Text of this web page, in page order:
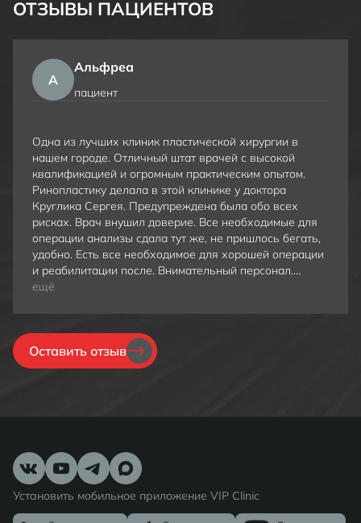
ОТЗЫВЫ ПАЦИЕНТОВ
А
Альфреа
пациент
Одна из лучших клиник пластической хирургии в
нашем городе. Отличный штат врачей с высокой
квалификацией и огромным практическим опытом.
Ринопластику делала в этой клинике у доктора
Круглика Сергея. Предупреждена была обо всех
рисках. Врач внушил доверие. Все необходимые для
операции анализы сдала тут же, не пришлось бегать,
удобно. Есть все необходимое для хорошей операции
и реабилитации после. Внимательный персонал.
Ринопластика в моем случае прошла успешно, у меня
ещё
Оставить отзыв
Установить мобильное приложение VIP Clinic